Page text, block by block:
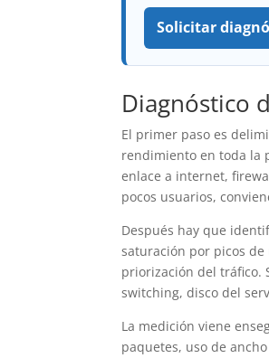
Solicitar
Diagnóstico
El primer paso es
rendimiento en toda la
enlace a internet,
pocos usuarios,
Después hay que
saturación por picos
priorización del tráfico.
switching, disco del
La medición viene
paquetes, uso de